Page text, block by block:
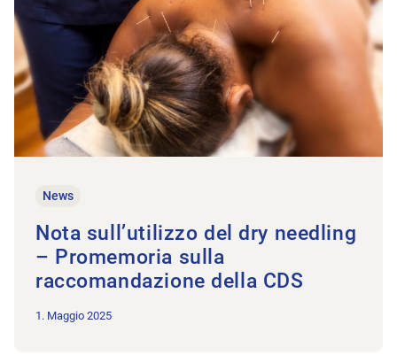
News
Nota sull’utilizzo del dry needling
– Promemoria sulla
raccomandazione della CDS
1. Maggio 2025